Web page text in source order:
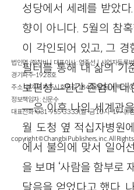
성당에서 세례를 받았
향이 아니다. 5월의 참
이 각인되어 있고, 그 경
필터를 통해 내 삶의 기
보편성—인간 존엄에 대
—은 이후 나의 세계관
월 도청 옆 적십자병원
에서 불의에 맞서 일어
을 보며 ‘사람을 함부로
달음을 얻었다고 했다.
법인명 : ㈜창비ㅣ대표이사 : 염종선ㅣ사업자등
경기파주-1928호
주소 : 경기도 파주시 회동길 184(문발동)ㅣ팩스
정보책임자 : 신문수
대표전화 : 031-955-3333(월~금 10시~17시),
copyright © Changbi Publishers, inc. All Rights